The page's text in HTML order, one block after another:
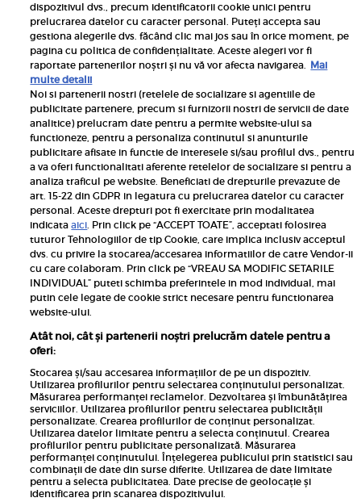
Inscrie-te la newsletterul UNICA
Pariază responsabil! Decizia ONJN nr. 821/25.09.2025.
Jocurile de noroc sunt interzise minorilor.
Links
Calculator sarcina
Rețete
Libertatea
Viva
Libertatea pentru femei
Avantaje
dispozitivul dvs., precum identificatorii cookie unici pentru
prelucrarea datelor cu caracter personal. Puteți accepta sau
gestiona alegerile dvs. făcând clic mai jos sau în orice moment, pe
pagina cu politica de confidențialitate. Aceste alegeri vor fi
raportate partenerilor noștri și nu vă vor afecta navigarea. Mai
multe detalii
Noi si partenerii nostri (retelele de socializare si agentiile de
publicitate partenere, precum si furnizorii nostri de servicii de date
analitice) prelucram date pentru a permite website-ului sa
functioneze, pentru a personaliza continutul si anunturile
publicitare afisate in functie de interesele si/sau profilul dvs., pentru
a va oferi functionalitati aferente retelelor de socializare si pentru a
analiza traficul pe website. Beneficiati de drepturile prevazute de
art. 15-22 din GDPR in legatura cu prelucrarea datelor cu caracter
personal. Aceste drepturi pot fi exercitate prin modalitatea
indicataaici. Prin click pe “ACCEPT TOATE”, acceptati folosirea
tuturor Tehnologiilor de tip Cookie, care implica inclusiv acceptul
dvs. cu privire la stocarea/accesarea informatiilor de catre Vendor-ii
cu care colaboram. Prin click pe “VREAU SA MODIFIC SETARILE
INDIVIDUAL” puteti schimba preferintele in mod individual, mai
putin cele legate de cookie strict necesare pentru functionarea
website-ului.
Atât noi, cât și partenerii noștri prelucrăm datele pentru a
oferi:
Stocarea și/sau accesarea informațiilor de pe un dispozitiv.
Utilizarea profilurilor pentru selectarea conținutului personalizat.
Măsurarea performanței reclamelor. Dezvoltarea și îmbunătățirea
serviciilor. Utilizarea profilurilor pentru selectarea publicității
personalizate. Crearea profilurilor de conținut personalizat.
Utilizarea datelor limitate pentru a selecta conținutul. Crearea
profilurilor pentru publicitate personalizată. Măsurarea
performanței conținutului. Înțelegerea publicului prin statistici sau
combinații de date din surse diferite. Utilizarea de date limitate
pentru a selecta publicitatea. Date precise de geolocație și
identificarea prin scanarea dispozitivului.